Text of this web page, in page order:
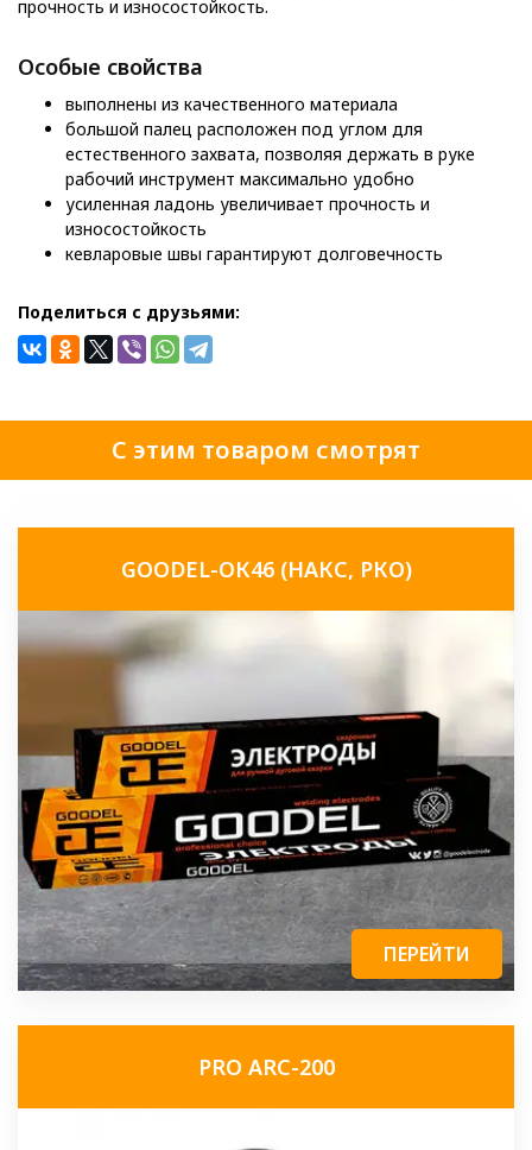
прочность и износостойкость.
Особые свойства
выполнены из качественного материала
большой палец расположен под углом для
естественного захвата, позволяя держать в руке
рабочий инструмент максимально удобно
усиленная ладонь увеличивает прочность и
износостойкость
кевларовые швы гарантируют долговечность
Поделиться с друзьями:
С этим товаром смотрят
GOODEL-ОК46 (НАКС, РКО)
ПЕРЕЙТИ
PRO ARC-200